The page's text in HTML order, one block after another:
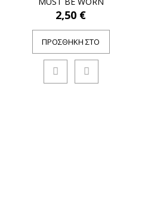
2,50 €
ΠΡΟΣΘΉΚΗ ΣΤΟ